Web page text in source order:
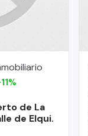
de La
de Elqui.